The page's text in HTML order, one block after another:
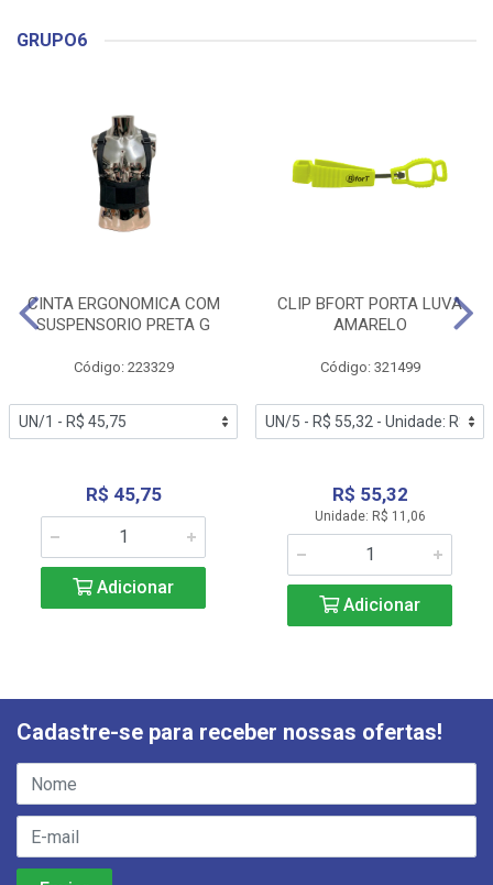
GRUPO6
CINTA ERGONOMICA COM
SUSPENSORIO PRETA G
Código: 223329
R$ 45,75
Adicionar
CLIP BFORT PORTA LUVA
AMARELO
Código: 321499
R$ 55,32
Unidade: R$ 11,06
Adicionar
Cadastre-se para receber nossas ofertas!